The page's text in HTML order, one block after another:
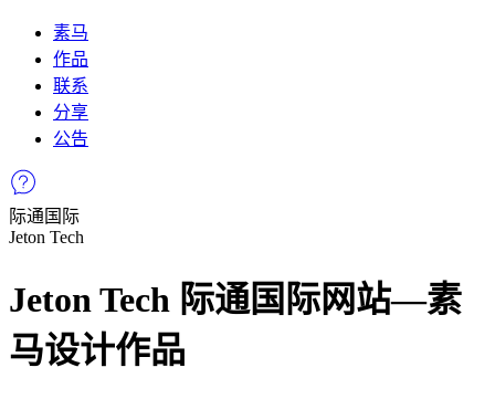
素马
作品
联系
分享
公告
际通国际
Jeton Tech
Jeton Tech 际通国际网站—素
马设计作品